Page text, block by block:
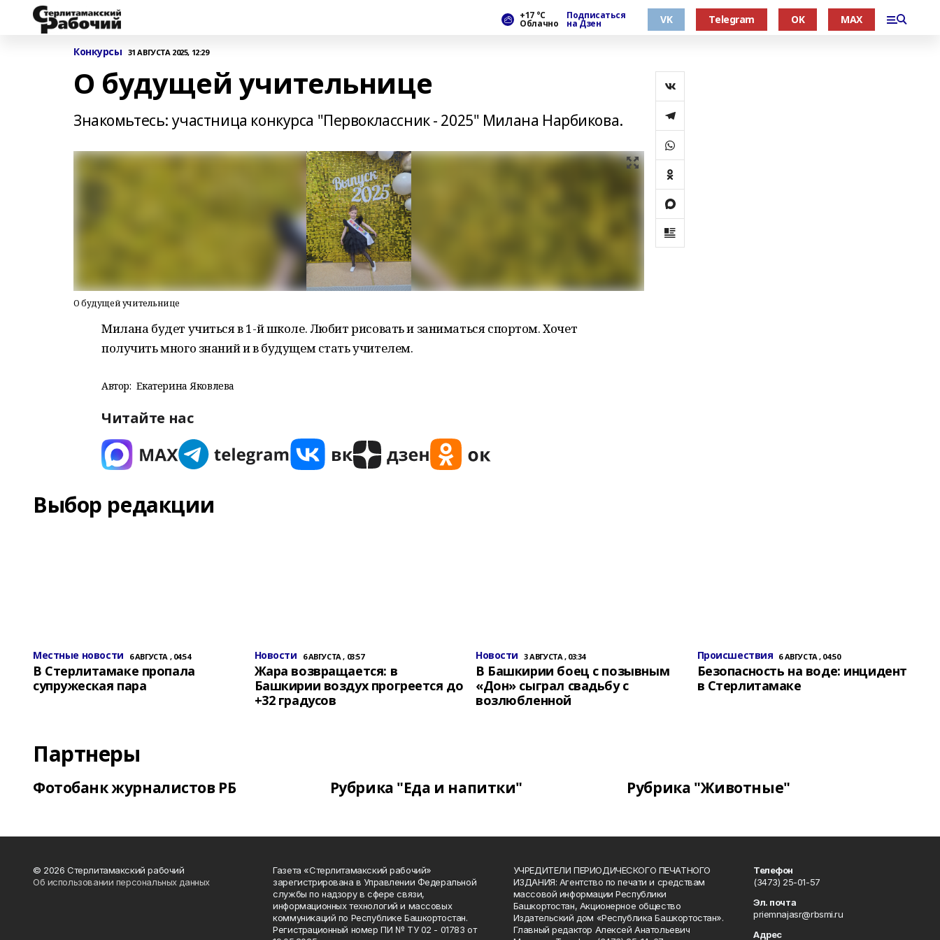
+17 °С
Облачно
Подписаться
на Дзен VK Telegram OK MAX
Конкурсы 31 АВГУСТА 2025, 12:29
О будущей учительнице
Знакомьтесь: участница конкурса "Первоклассник - 2025" Милана Нарбикова.
О будущей учительнице
Милана будет учиться в 1-й школе. Любит рисовать и заниматься спортом. Хочет
получить много знаний и в будущем стать учителем.
Автор: Екатерина Яковлева
Читайте нас
Выбор редакции
Местные новости 6 АВГУСТА , 04:54
В Стерлитамаке пропала
супружеская пара
Новости 6 АВГУСТА , 03:57
Жара возвращается: в
Башкирии воздух прогреется до
+32 градусов
Новости 3 АВГУСТА , 03:34
В Башкирии боец с позывным
«Дон» сыграл свадьбу с
возлюбленной
Происшествия 6 АВГУСТА , 04:50
Безопасность на воде: инцидент
в Стерлитамаке
Партнеры
Фотобанк журналистов РБ Рубрика "Еда и напитки" Рубрика "Животные"
© 2026 Стерлитамакский рабочий
Об использовании персональных данных
Газета «Стерлитамакский рабочий»
зарегистрирована в Управлении Федеральной
службы по надзору в сфере связи,
информационных технологий и массовых
коммуникаций по Республике Башкортостан.
Регистрационный номер ПИ № ТУ 02 - 01783 от
УЧРЕДИТЕЛИ ПЕРИОДИЧЕСКОГО ПЕЧАТНОГО
ИЗДАНИЯ: Агентство по печати и средствам
массовой информации Республики
Башкортостан, Акционерное общество
Издательский дом «Республика Башкортостан».
Главный редактор Алексей Анатольевич
Телефон
(3473) 25-01-57
Эл. почта
priemnajasr@rbsmi.ru
Адрес